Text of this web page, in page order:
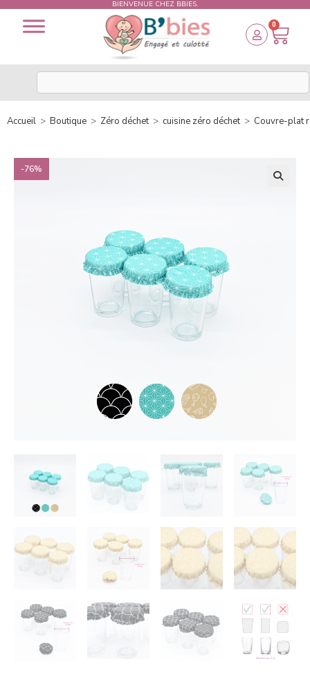
BIENVENUE CHEZ BBIES.
0
Accueil > Boutique > Zéro déchet > cuisine zéro déchet > Couvre-plat
-76%